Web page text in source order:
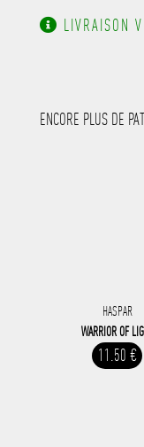
LIVRAISON
ENCORE PLUS DE
HASPAR
WARRIOR OF
11.50 €